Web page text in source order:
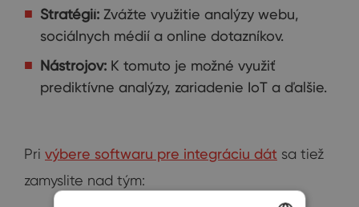
Stratégií: Zvážte využitie analýzy webu,
sociálnych médií a online dotazníkov.
Nástrojov: K tomuto je možné využiť
prediktívne analýzy, zariadenie IoT a ďalšie.
Pri výbere softwaru pre integráciu dát sa tiež
zamyslite nad tým: